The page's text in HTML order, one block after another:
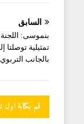
السابق
بنموسى: اللجنة
تمثيلية توصلتا
بالجانب
قم بكتابة اول